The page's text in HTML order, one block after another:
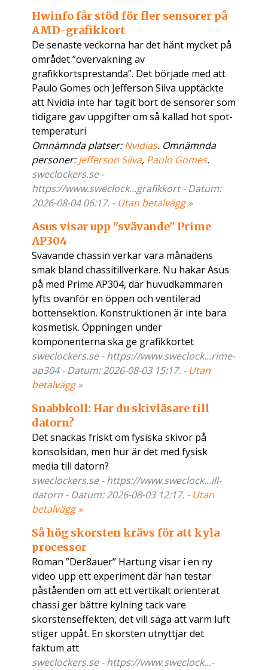
Hwinfo får stöd för fler sensorer på
AMD-grafikkort
De senaste veckorna har det hänt mycket på
området ”övervakning av
grafikkortsprestanda”. Det började med att
Paulo Gomes och Jefferson Silva upptäckte
att Nvidia inte har tagit bort de sensorer som
tidigare gav uppgifter om så kallad hot spot-
temperaturi
Omnämnda platser:Nvidias. Omnämnda
personer:Jefferson Silva, Paulo Gomes.
sweclockers.se -
https://www.sweclock...grafikkort - Datum:
2026-08-04 06:17. - Utan betalvägg »
Asus visar upp "svävande" Prime
AP304
Svävande chassin verkar vara månadens
smak bland chassitillverkare. Nu hakar Asus
på med Prime AP304, där huvudkammaren
lyfts ovanför en öppen och ventilerad
bottensektion. Konstruktionen är inte bara
kosmetisk. Öppningen under
komponenterna ska ge grafikkortet
sweclockers.se - https://www.sweclock...rime-
ap304 - Datum: 2026-08-03 15:17. - Utan
betalvägg »
Snabbkoll: Har du skivläsare till
datorn?
Det snackas friskt om fysiska skivor på
konsolsidan, men hur är det med fysisk
media till datorn?
sweclockers.se - https://www.sweclock...ill-
datorn - Datum: 2026-08-03 12:17. - Utan
betalvägg »
Så hög skorsten krävs för att kyla
processor
Roman ”Der8auer” Hartung visar i en ny
video upp ett experiment där han testar
påståenden om att ett vertikalt orienterat
chassi ger bättre kylning tack vare
skorstenseffekten, det vill säga att varm luft
stiger uppåt. En skorsten utnyttjar det
faktum att
sweclockers.se - https://www.sweclock...-